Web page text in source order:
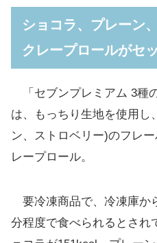
ショコラ、プレーン
クレープロールがセ
「セブンプレミアム 3種
は、もっちり生地を使用し
ン、ストロベリー)のフレ
レープロール。
要冷凍商品で、冷凍庫か
分程度で食べられるとされ